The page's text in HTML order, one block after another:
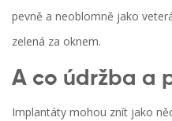
pevně a neoblomně jako
zelená za oknem.
A co údržba a
Implantáty mohou znít jako